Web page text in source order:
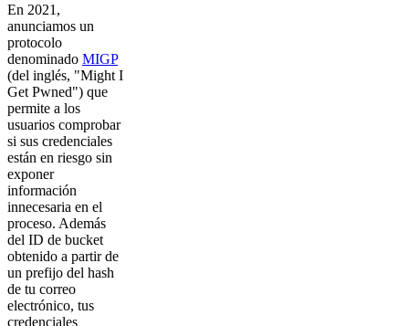
En 2021,
anunciamos un
protocolo
denominado MIGP
(del inglés, "Might I
Get Pwned") que
permite a los
usuarios comprobar
si sus credenciales
están en riesgo sin
exponer
información
innecesaria en el
proceso. Además
del ID de bucket
obtenido a partir de
un prefijo del hash
de tu correo
electrónico, tus
credenciales